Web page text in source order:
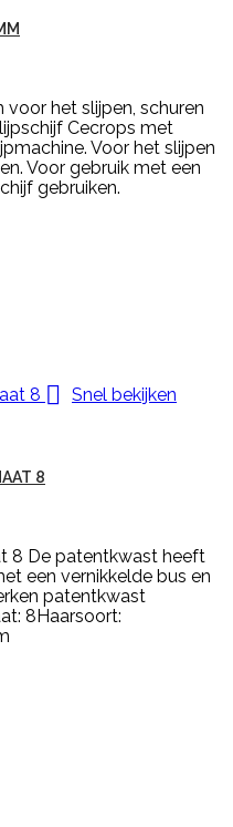
voor het slijpen, schuren
Cecrops met
Voor het slijpen
Voor gebruik met een
gebruiken.

Snel bekijken
8
8 De patentkwast heeft
een vernikkelde bus en
patentkwast
8Haarsoort: